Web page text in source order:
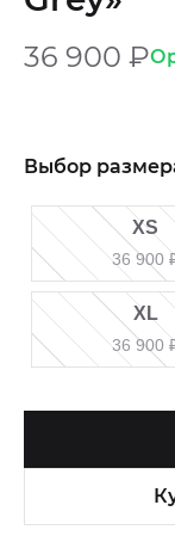
36 900 ₽
Выбор
XS
36 900
XL
36 900